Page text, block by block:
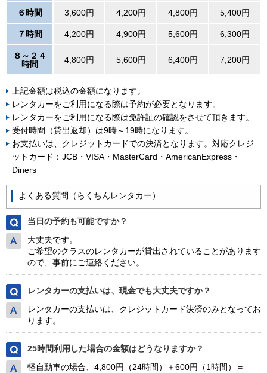
６時間 3,600円 4,200円 4,800円 5,400円
７時間 4,200円 4,900円 5,600円 6,300円
８～２４
時間
4,800円 5,600円 6,400円 7,200円
上記金額は税込の金額になります。
レンタカーをご利用になる際は予約が必要となります。
レンタカーをご利用になる際は免許証の確認をさせて頂きます。
受付時間（貸出返却）は9時～19時になります。
お支払いは、クレジットカードでの決済となります。対応クレジ
ットカード：JCB・VISA・MasterCard・AmericanExpress・
Diners
よくある質問（らくちんレンタカー）
当日の予約も可能ですか？
大丈夫です。
ご希望のクラスのレンタカーが貸出されていることがあります
ので、事前にご連絡ください。
レンタカーの支払いは、現金でも大丈夫ですか？
レンタカーの支払いは、クレジットカード決済のみとなってお
ります。
25時間利用した場合の金額はどうなりますか？
軽自動車の場合、4,800円（24時間）＋600円（1時間）＝